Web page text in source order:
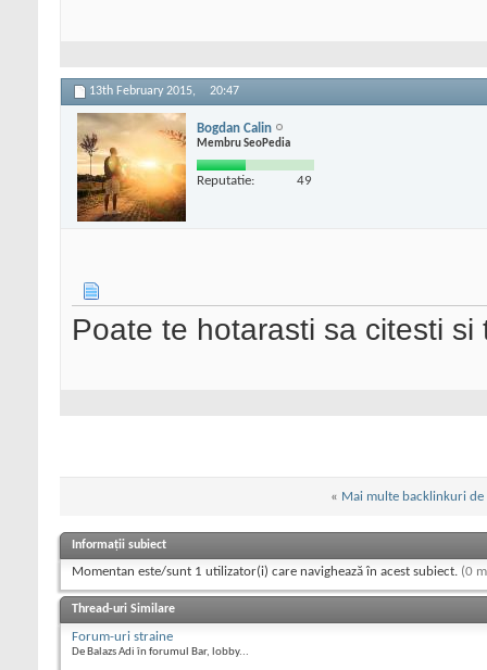
13th February 2015, 20:47
Bogdan Calin
Membru SeoPedia
Reputatie: 49
Poate te hotarasti sa citesti
« Mai multe backlinkuri de
Informații subiect
Momentan este/sunt 1 utilizator(i) care navighează în acest subiect. (0
Thread-uri Similare
Forum-uri straine
De Balazs Adi în forumul Bar, lobby...